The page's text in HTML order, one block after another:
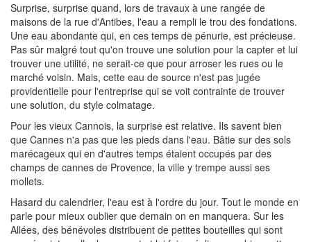
Surprise, surprise quand, lors de travaux à une rangée de
maisons de la rue d'Antibes, l'eau a rempli le trou des fondations.
Une eau abondante qui, en ces temps de pénurie, est précieuse.
Pas sûr malgré tout qu'on trouve une solution pour la capter et lui
trouver une utilité, ne serait-ce que pour arroser les rues ou le
marché voisin. Mais, cette eau de source n'est pas jugée
providentielle pour l'entreprise qui se voit contrainte de trouver
une solution, du style colmatage.
Pour les vieux Cannois, la surprise est relative. Ils savent bien
que Cannes n'a pas que les pieds dans l'eau. Bâtie sur des sols
marécageux qui en d'autres temps étaient occupés par des
champs de cannes de Provence, la ville y trempe aussi ses
mollets.
Hasard du calendrier, l'eau est à l'ordre du jour. Tout le monde en
parle pour mieux oublier que demain on en manquera. Sur les
Allées, des bénévoles distribuent de petites bouteilles qui sont